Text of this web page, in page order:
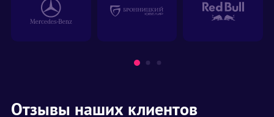
Отзывы наших клиентов